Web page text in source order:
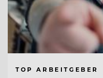
TOP ARBEITGEBER